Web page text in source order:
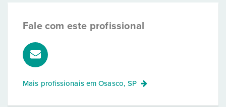
Fale com este profissional
Mais profissionais emOsasco, SP